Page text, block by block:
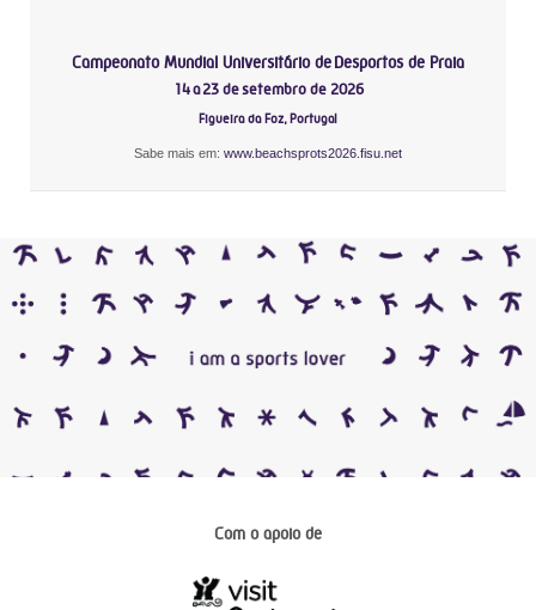
Campeonato Mundial Universitário de Desportos de Praia
14 a 23 de setembro de 2026
Figueira da Foz, Portugal
Sabe mais em: www.beachsprots2026.fisu.net
Com o apoio de